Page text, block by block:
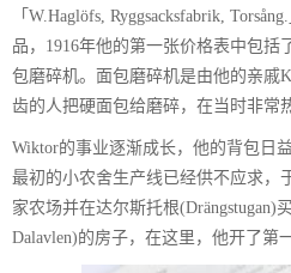
「W.Haglöfs, Ryggsacksfabrik,
品，1916年他的第一张价格表中包括
包磨碎机。面包磨碎机是由他的亲戚
齿的人把硬面包给磨碎，在当时非常
Wiktor的事业逐渐成长，他的背包日
最初的小农舍生产线已经供不应求，
家农场并在达尔斯托根(Drängstugan)
Dalavlen)的房子，在这里，他开了第